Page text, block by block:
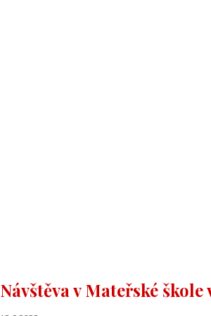
Návštěva v Mateřské